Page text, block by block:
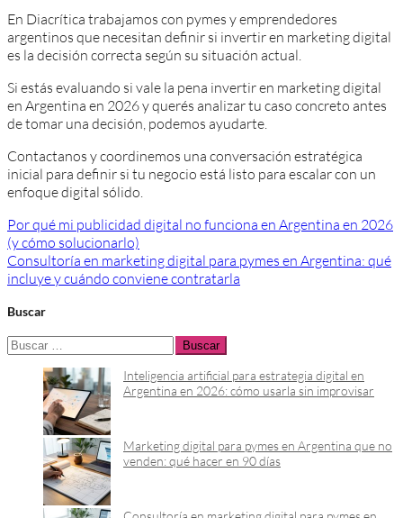
En Diacrítica trabajamos con pymes y emprendedores
argentinos que necesitan definir si invertir en marketing digital
es la decisión correcta según su situación actual.
Si estás evaluando si vale la pena invertir en marketing digital
en Argentina en 2026 y querés analizar tu caso concreto antes
de tomar una decisión, podemos ayudarte.
Contactanos y coordinemos una conversación estratégica
inicial para definir si tu negocio está listo para escalar con un
enfoque digital sólido.
Navegación
de
entradas
Por qué mi publicidad digital no funciona en Argentina en 2026
(y cómo solucionarlo)
Consultoría en marketing digital para pymes en Argentina: qué
incluye y cuándo conviene contratarla
Buscar
Buscar:
Inteligencia artificial para estrategia digital en
Argentina en 2026: cómo usarla sin improvisar
Marketing digital para pymes en Argentina que no
venden: qué hacer en 90 días